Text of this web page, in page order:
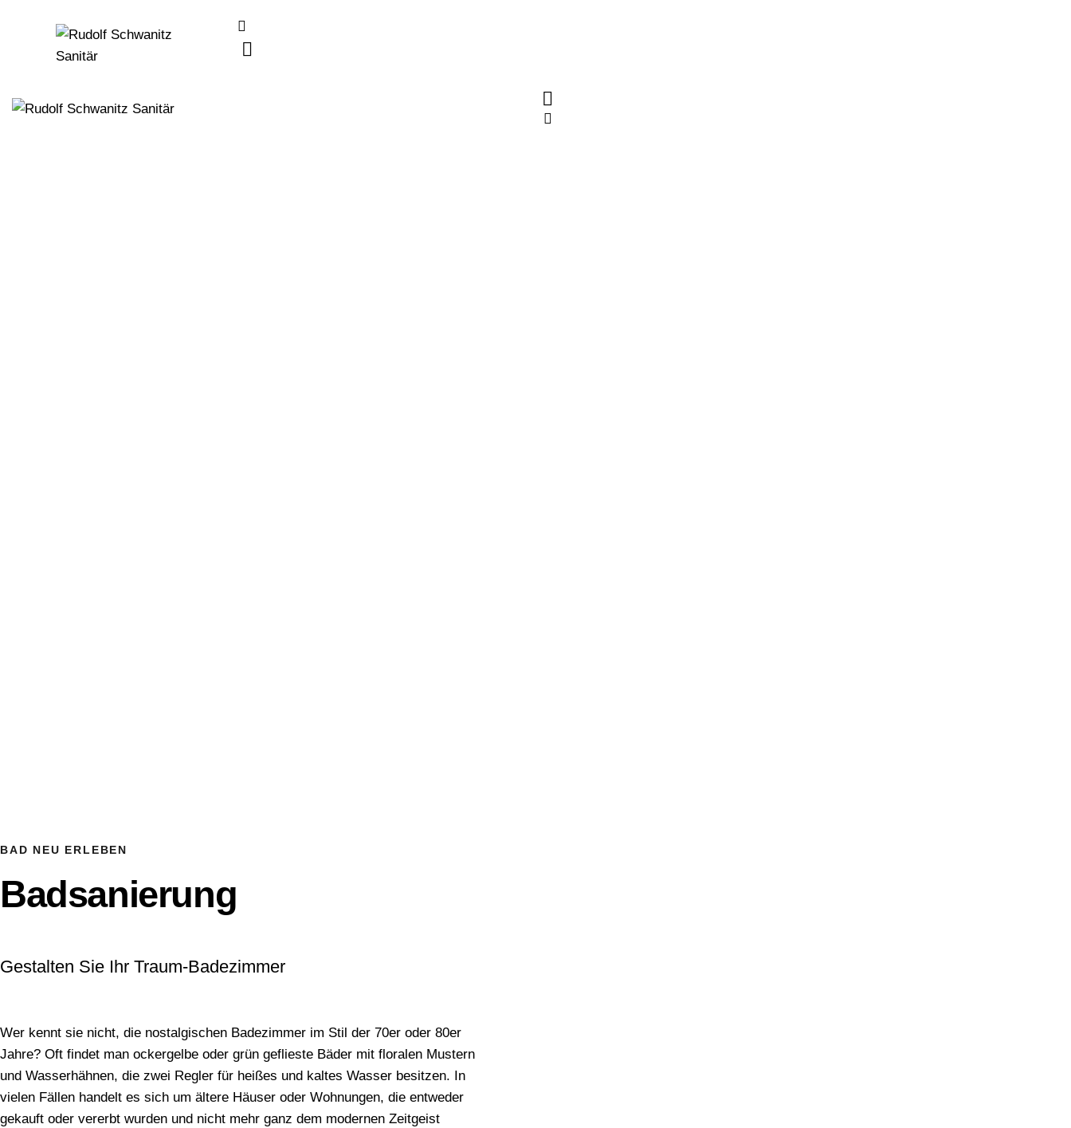
BAD NEU ERLEBEN
Badsanierung
Gestalten Sie Ihr Traum-Badezimmer
Wer kennt sie nicht, die nostalgischen Badezimmer im Stil der 70er oder 80er
Jahre? Oft findet man ockergelbe oder grün geflieste Bäder mit floralen Mustern
und Wasserhähnen, die zwei Regler für heißes und kaltes Wasser besitzen. In
vielen Fällen handelt es sich um ältere Häuser oder Wohnungen, die entweder
gekauft oder vererbt wurden und nicht mehr ganz dem modernen Zeitgeist